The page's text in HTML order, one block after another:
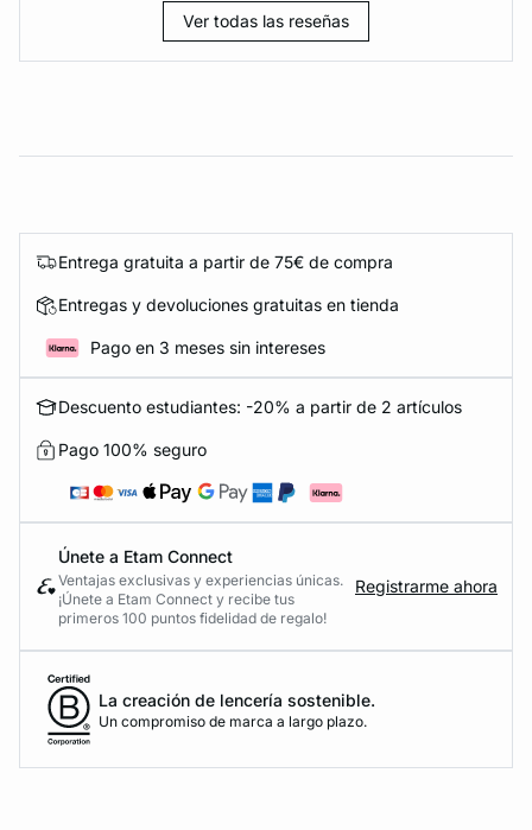
Ver todas las reseñas
Entrega gratuita a partir de 75€ de compra
Entregas y devoluciones gratuitas en tienda
Pago en 3 meses sin intereses
Descuento estudiantes: -20% a partir de 2 artículos
Pago 100% seguro
Únete a Etam Connect
Ventajas exclusivas y experiencias únicas.
¡Únete a Etam Connect y recibe tus
primeros 100 puntos fidelidad de regalo!
Registrarme ahora
La creación de lencería sostenible.
Un compromiso de marca a largo plazo.